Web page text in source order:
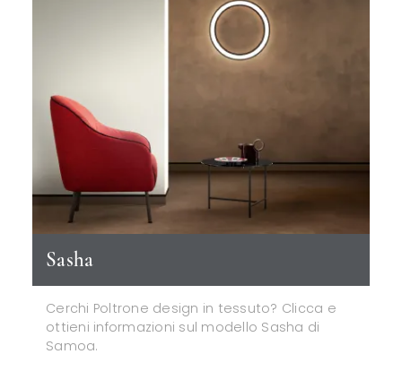
Sasha
Cerchi Poltrone design in tessuto? Clicca e
ottieni informazioni sul modello Sasha di
Samoa.